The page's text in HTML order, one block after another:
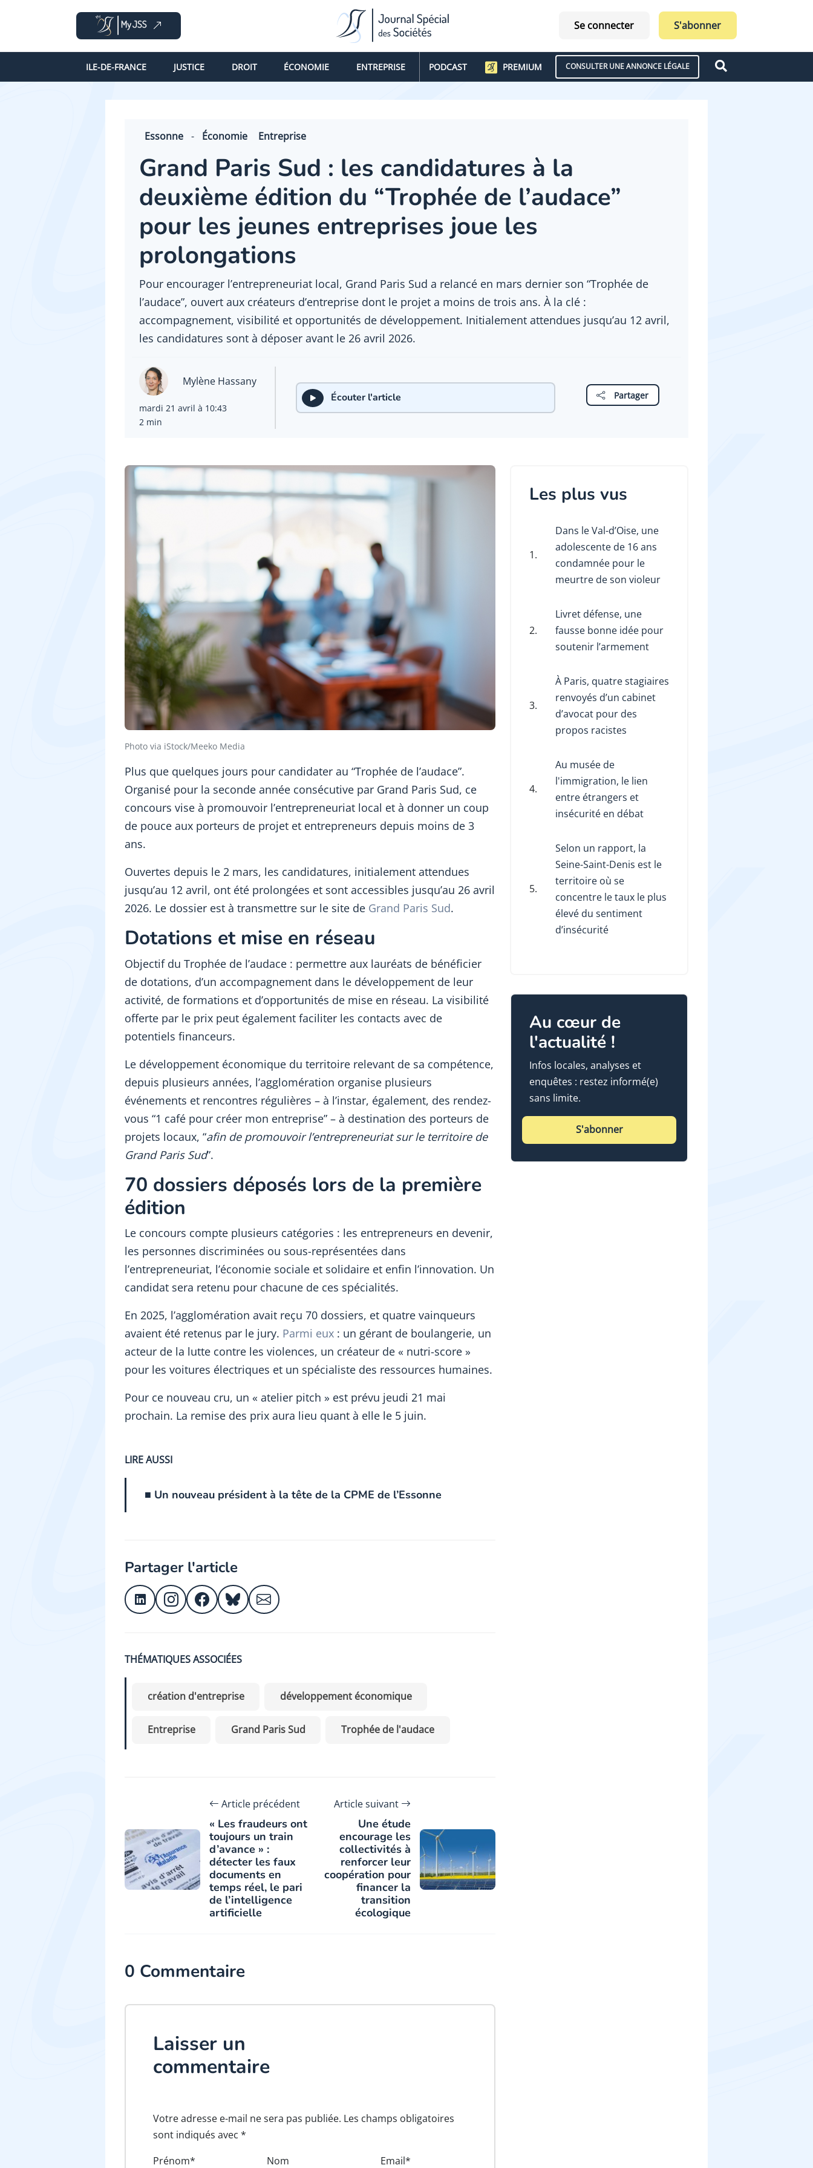
Se connecter S'abonner
ILE-DE-FRANCE JUSTICE DROIT ÉCONOMIE ENTREPRISE PODCAST PREMIUM CONSULTER UNE ANNONCE LÉGALE
Essonne - Économie Entreprise
Grand Paris Sud : les candidatures à la
deuxième édition du “Trophée de l’audace”
pour les jeunes entreprises joue les
prolongations
Pour encourager l’entrepreneuriat local, Grand Paris Sud a relancé en mars dernier son “Trophée de
l’audace”, ouvert aux créateurs d’entreprise dont le projet a moins de trois ans. À la clé :
accompagnement, visibilité et opportunités de développement. Initialement attendues jusqu’au 12 avril,
les candidatures sont à déposer avant le 26 avril 2026.
Mylène Hassany
mardi 21 avril à 10:43
2 min
Écouter l'article Partager
Photo via iStock/Meeko Media
Plus que quelques jours pour candidater au “Trophée de l’audace”.
Organisé pour la seconde année consécutive par Grand Paris Sud, ce
concours vise à promouvoir l’entrepreneuriat local et à donner un coup
de pouce aux porteurs de projet et entrepreneurs depuis moins de 3
ans.
Ouvertes depuis le 2 mars, les candidatures, initialement attendues
jusqu’au 12 avril, ont été prolongées et sont accessibles jusqu’au 26 avril
2026. Le dossier est à transmettre sur le site de Grand Paris Sud.
Dotations et mise en réseau
Objectif du Trophée de l’audace : permettre aux lauréats de bénéficier
de dotations, d’un accompagnement dans le développement de leur
activité, de formations et d’opportunités de mise en réseau. La visibilité
offerte par le prix peut également faciliter les contacts avec de
potentiels financeurs.
Le développement économique du territoire relevant de sa compétence,
depuis plusieurs années, l’agglomération organise plusieurs
événements et rencontres régulières – à l’instar, également, des rendez-
vous “1 café pour créer mon entreprise” – à destination des porteurs de
projets locaux, “afin de promouvoir l’entrepreneuriat sur le territoire de
Grand Paris Sud”.
70 dossiers déposés lors de la première
édition
Le concours compte plusieurs catégories : les entrepreneurs en devenir,
les personnes discriminées ou sous-représentées dans
l’entrepreneuriat, l’économie sociale et solidaire et enfin l’innovation. Un
candidat sera retenu pour chacune de ces spécialités.
En 2025, l’agglomération avait reçu 70 dossiers, et quatre vainqueurs
avaient été retenus par le jury. Parmi eux : un gérant de boulangerie, un
acteur de la lutte contre les violences, un créateur de « nutri-score »
pour les voitures électriques et un spécialiste des ressources humaines.
Pour ce nouveau cru, un « atelier pitch » est prévu jeudi 21 mai
prochain. La remise des prix aura lieu quant à elle le 5 juin.
LIRE AUSSI
■ Un nouveau président à la tête de la CPME de l’Essonne
Partager l'article
THÉMATIQUES ASSOCIÉES
création d'entreprise développement économique
Entreprise Grand Paris Sud Trophée de l'audace
Article précédent
« Les fraudeurs ont
toujours un train
d’avance » :
détecter les faux
documents en
temps réel, le pari
de l’intelligence
artificielle
Article suivant
Une étude
encourage les
collectivités à
renforcer leur
coopération pour
financer la
transition
écologique
0 Commentaire
Laisser un
commentaire
Votre adresse e-mail ne sera pas publiée. Les champs obligatoires
sont indiqués avec *
Prénom*
Nom Email*
Les plus vus
1.
Dans le Val-d’Oise, une
adolescente de 16 ans
condamnée pour le
meurtre de son violeur
2.
Livret défense, une
fausse bonne idée pour
soutenir l’armement
3.
À Paris, quatre stagiaires
renvoyés d’un cabinet
d’avocat pour des
propos racistes
4.
Au musée de
l'immigration, le lien
entre étrangers et
insécurité en débat
5.
Selon un rapport, la
Seine-Saint-Denis est le
territoire où se
concentre le taux le plus
élevé du sentiment
d’insécurité
Au cœur de
l'actualité !
Infos locales, analyses et
enquêtes : restez informé(e)
sans limite.
S'abonner